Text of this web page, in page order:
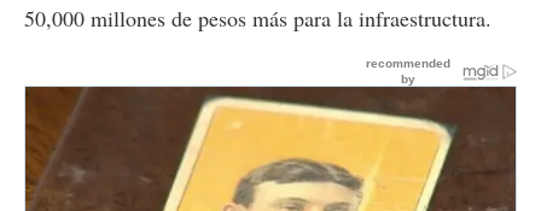
50,000 millones de pesos más para la infraestructura.